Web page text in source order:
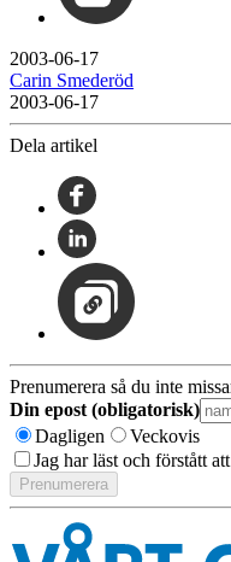
2003-06-17
Carin Smederöd
2003-06-17
Dela artikel
Prenumerera så du inte
Din epost (obligatorisk)
Dagligen
Veckovis
Jag har läst och förstått